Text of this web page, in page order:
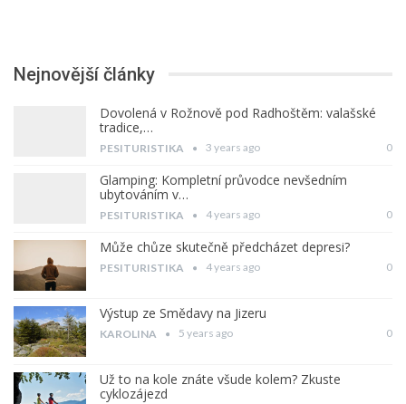
Nejnovější články
Dovolená v Rožnově pod Radhoštěm: valašské
tradice,…
PESITURISTIKA 3 years ago 0
Glamping: Kompletní průvodce nevšedním
ubytováním v…
PESITURISTIKA 4 years ago 0
Může chůze skutečně předcházet depresi?
PESITURISTIKA 4 years ago 0
Výstup ze Smědavy na Jizeru
KAROLINA 5 years ago 0
Už to na kole znáte všude kolem? Zkuste
cyklozájezd